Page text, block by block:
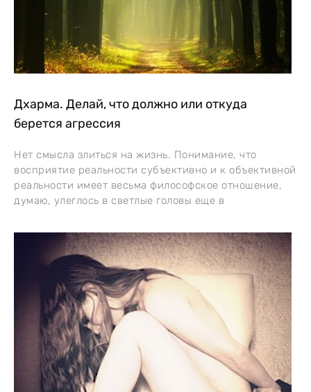
Дхарма. Делай, что должно или откуда
берется агрессия
Нет смысла злиться на жизнь. Понимание, что
восприятие реальности субъективно и к объективной
реальности имеет весьма философское отношение,
думаю, улеглось в светлые головы еще в